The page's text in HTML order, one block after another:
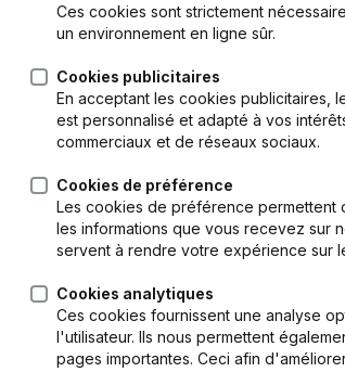
Ces cookies sont strictement
un environnement en ligne sûr.
Cookies publicitaires
En acceptant les cookies publicitaires,
est personnalisé et adapté à vos
commerciaux et de réseaux sociaux.
Cookies de préférence
Les cookies de préférence permettent
les informations que vous recevez sur
servent à rendre votre expérience sur
Cookies analytiques
Ces cookies fournissent une analyse
l'utilisateur. Ils nous permettent
pages importantes. Ceci afin
Français